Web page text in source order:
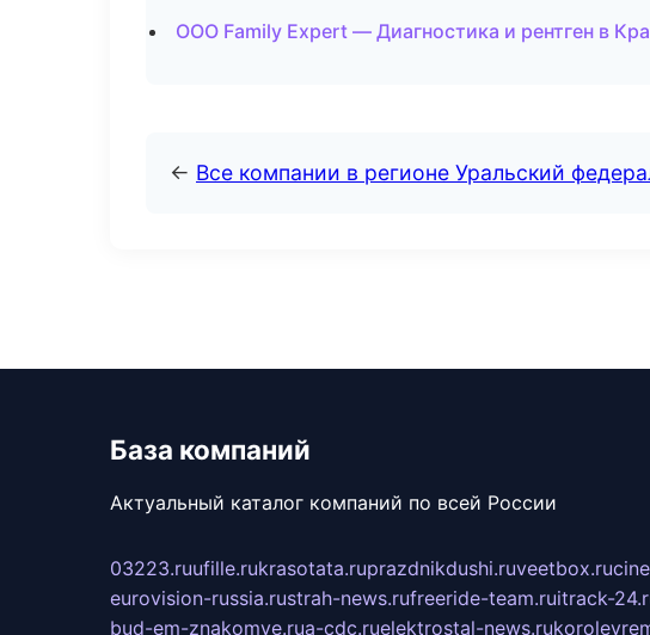
ООО Family Expert — Диагностика и рентген в
← Все компании в регионе Уральский
База компаний
Актуальный каталог компаний по всей России
03223.ruufille.rukrasotata.ruprazdnikdushi.ruveetbox.ru
eurovision-russia.rustrah-news.rufreeride-team.ruitrack-
bud-em-znakomye.rua-cdc.ruelektrostal-news.ru